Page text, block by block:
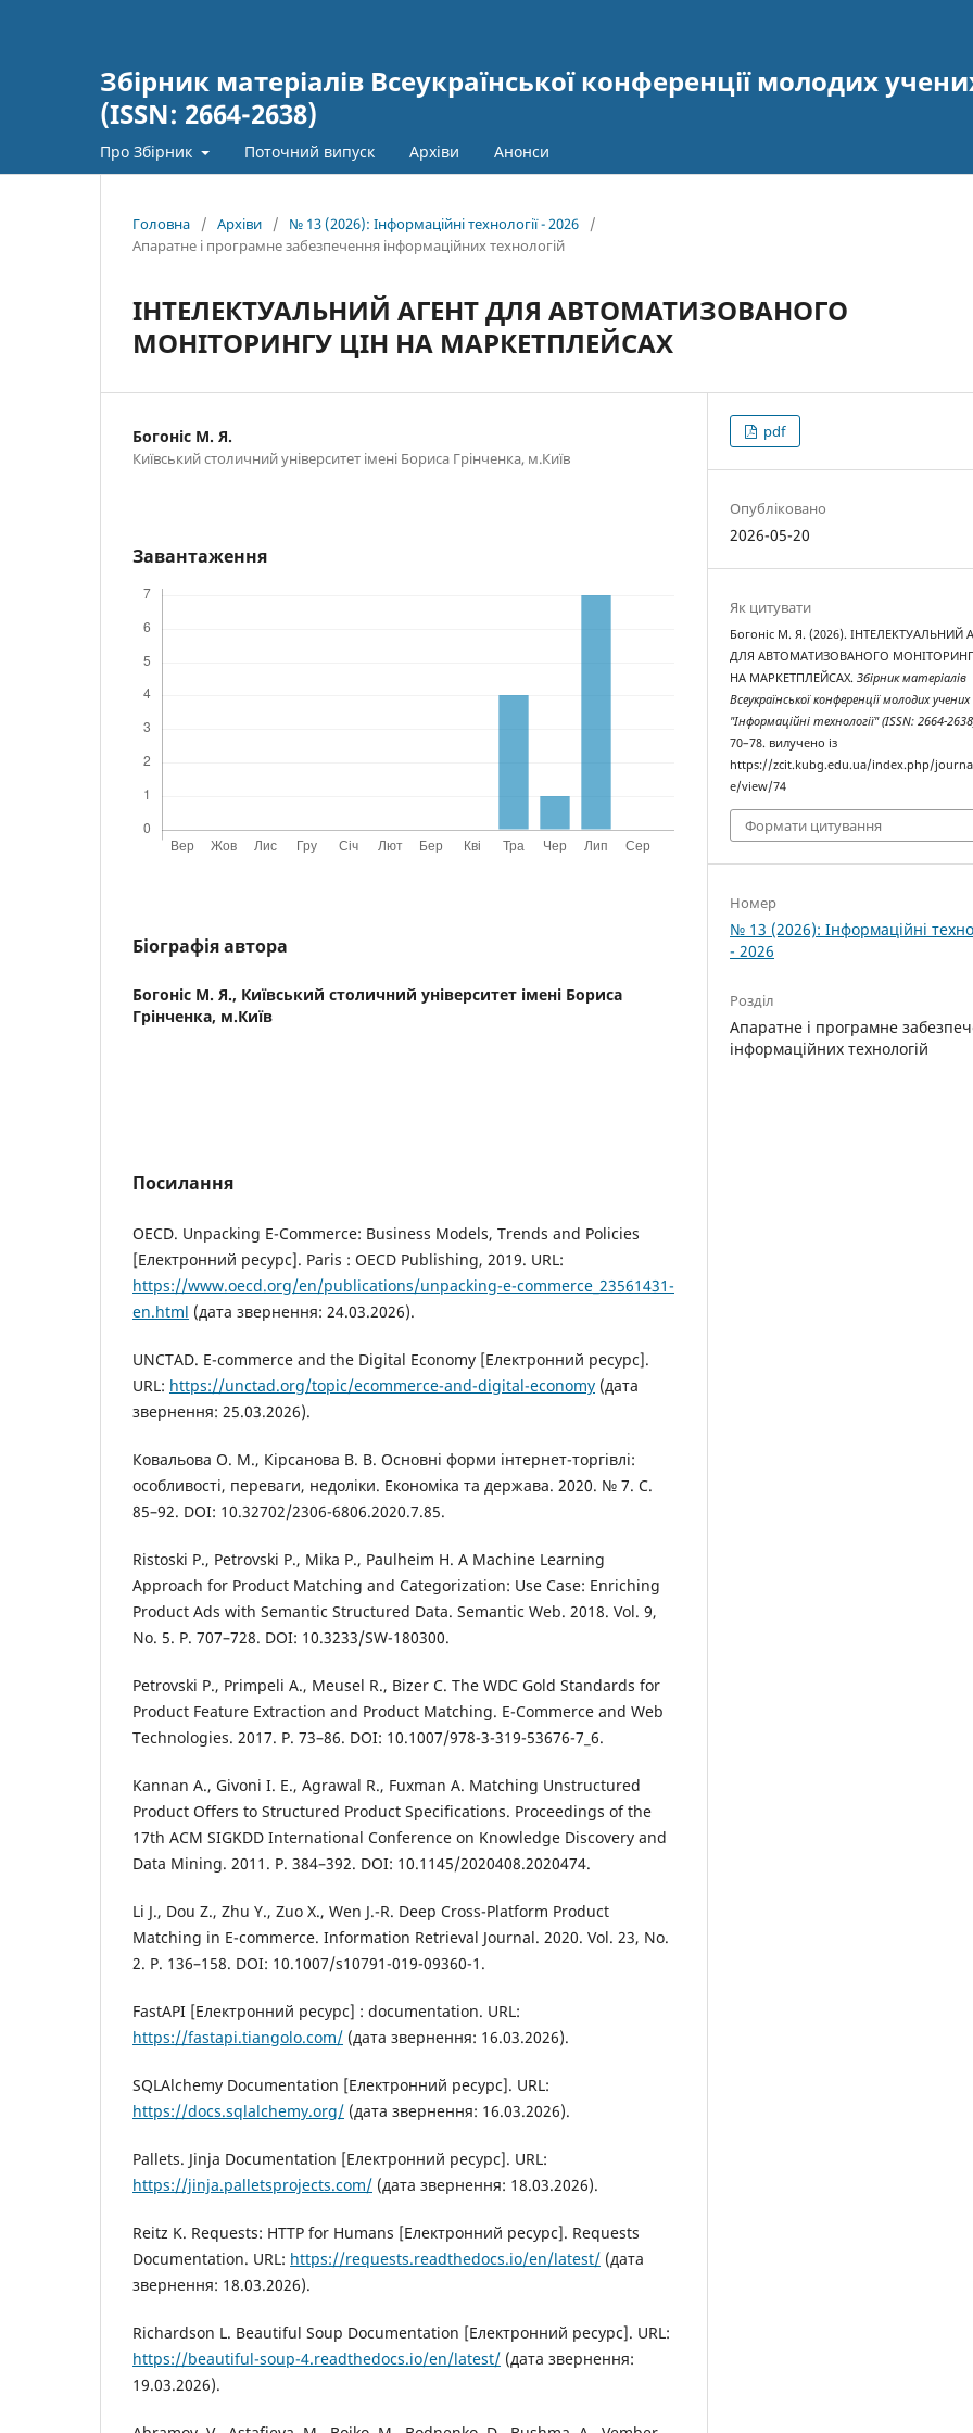
Збірник матеріалів Всеукраїнської конференції молодих
(ISSN: 2664-2638)
Про Збірник Поточний випуск Архіви Анонси
Головна / Архіви / № 13 (2026): Інформаційні технології - 2026
/
Апаратне і програмне забезпечення інформаційних технологій
ІНТЕЛЕКТУАЛЬНИЙ АГЕНТ ДЛЯ АВТОМАТИЗОВАНОГО
МОНІТОРИНГУ ЦІН НА МАРКЕТПЛЕЙСАХ
Богоніс М. Я.
Київський столичний університет імені Бориса Грінченка, м.Київ
Завантаження
Біографія автора
Богоніс М. Я., Київський столичний університет імені Бориса
Грінченка, м.Київ
Посилання
OECD. Unpacking E-Commerce: Business Models, Trends and Policies
[Електронний ресурс]. Paris : OECD Publishing, 2019. URL:
https://www.oecd.org/en/publications/unpacking-e-commerce_23561431-
en.html (дата звернення: 24.03.2026).
UNCTAD. E-commerce and the Digital Economy [Електронний ресурс].
URL: https://unctad.org/topic/ecommerce-and-digital-economy (дата
звернення: 25.03.2026).
Ковальова О. М., Кірсанова В. В. Основні форми інтернет-торгівлі:
особливості, переваги, недоліки. Економіка та держава. 2020. № 7. С.
85–92. DOI: 10.32702/2306-6806.2020.7.85.
Ristoski P., Petrovski P., Mika P., Paulheim H. A Machine Learning
Approach for Product Matching and Categorization: Use Case: Enriching
Product Ads with Semantic Structured Data. Semantic Web. 2018. Vol. 9,
No. 5. P. 707–728. DOI: 10.3233/SW-180300.
Petrovski P., Primpeli A., Meusel R., Bizer C. The WDC Gold Standards for
Product Feature Extraction and Product Matching. E-Commerce and Web
Technologies. 2017. P. 73–86. DOI: 10.1007/978-3-319-53676-7_6.
Kannan A., Givoni I. E., Agrawal R., Fuxman A. Matching Unstructured
Product Offers to Structured Product Specifications. Proceedings of the
17th ACM SIGKDD International Conference on Knowledge Discovery and
Data Mining. 2011. P. 384–392. DOI: 10.1145/2020408.2020474.
Li J., Dou Z., Zhu Y., Zuo X., Wen J.-R. Deep Cross-Platform Product
Matching in E-commerce. Information Retrieval Journal. 2020. Vol. 23, No.
2. P. 136–158. DOI: 10.1007/s10791-019-09360-1.
FastAPI [Електронний ресурс] : documentation. URL:
https://fastapi.tiangolo.com/ (дата звернення: 16.03.2026).
SQLAlchemy Documentation [Електронний ресурс]. URL:
https://docs.sqlalchemy.org/ (дата звернення: 16.03.2026).
Pallets. Jinja Documentation [Електронний ресурс]. URL:
https://jinja.palletsprojects.com/ (дата звернення: 18.03.2026).
Reitz K. Requests: HTTP for Humans [Електронний ресурс]. Requests
Documentation. URL: https://requests.readthedocs.io/en/latest/ (дата
звернення: 18.03.2026).
Richardson L. Beautiful Soup Documentation [Електронний ресурс]. URL:
https://beautiful-soup-4.readthedocs.io/en/latest/ (дата звернення:
19.03.2026).
pdf
Опубліковано
2026-05-20
Як цитувати
Богоніс М. Я. (2026). ІНТЕЛЕКТУАЛЬНИЙ
ДЛЯ АВТОМАТИЗОВАНОГО
НА МАРКЕТПЛЕЙСАХ.Збірник матеріалів
Всеукраїнської конференції молодих учених
"Інформаційні технології" (ISSN: 2664-
70–78. вилучено із
https://zcit.kubg.edu.ua/index.php/
e/view/74
Формати цитування
Номер
№ 13 (2026): Інформаційні
- 2026
Розділ
Апаратне і програмне
інформаційних технологій